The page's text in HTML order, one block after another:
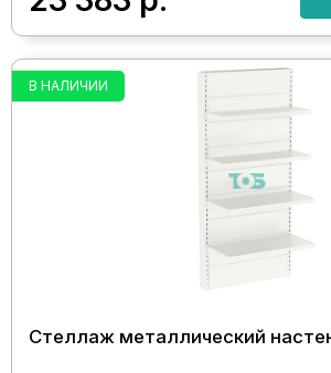
В НАЛИЧИИ
Стеллаж металлический